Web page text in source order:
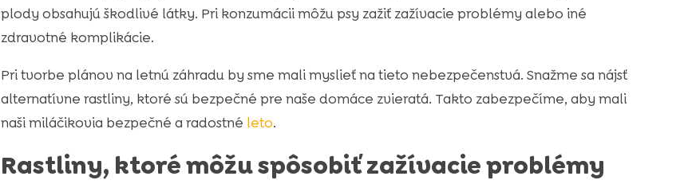
plody obsahujú škodlivé látky. Pri konzumácii môžu psy zažiť zažívacie problémy alebo iné
zdravotné komplikácie.
Pri tvorbe plánov na letnú záhradu by sme mali myslieť na tieto nebezpečenstvá. Snažme sa nájsť
alternatívne rastliny, ktoré sú bezpečné pre naše domáce zvieratá. Takto zabezpečíme, aby mali
naši miláčikovia bezpečné a radostné leto.
Rastliny, ktoré môžu spôsobiť zažívacie problémy